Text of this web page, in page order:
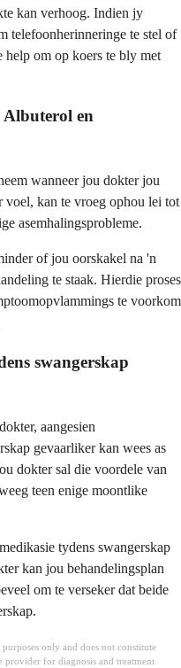
kan verhoog. Indien jy
telefoonherinneringe te stel of
help om op koers te bly met
en
wanneer jou dokter jou
voel, kan te vroeg ophou lei tot
asemhalingsprobleme.
of jou oorskakel na 'n
te staak. Hierdie proses
te voorkom
swangerskap
aangesien
gevaarliker kan wees as
dokter sal die voordele van
teen enige moontlike
tydens swangerskap
kan jou behandelingsplan
om te verseker dat beide
only and does not constitute
provider for diagnosis and treatment